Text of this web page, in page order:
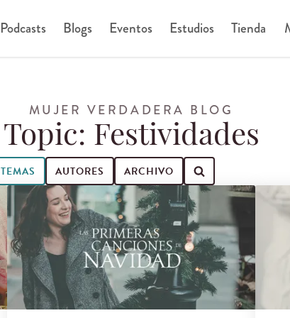
Podcasts Blogs Eventos Estudios Tienda
MUJER VERDADERA BLOG
Topic: Festividades
TEMAS AUTORES ARCHIVO